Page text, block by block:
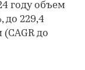
году объем
до 229,4
до